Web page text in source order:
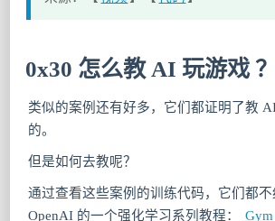
0x30 怎么教 AI 玩游戏 ？
类似的案例还有好多，它们都证明了教
的。
但是如何去教呢？
通过查看这些案例的训练代码，它们都
OpenAI 的一个强化学习系列教程：
Gym